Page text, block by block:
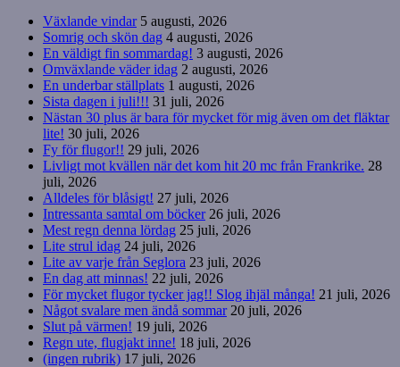
Växlande vindar 5 augusti, 2026
Somrig och skön dag 4 augusti, 2026
En väldigt fin sommardag! 3 augusti, 2026
Omväxlande väder idag 2 augusti, 2026
En underbar ställplats 1 augusti, 2026
Sista dagen i juli!!! 31 juli, 2026
Nästan 30 plus är bara för mycket för mig även om det fläktar
lite! 30 juli, 2026
Fy för flugor!! 29 juli, 2026
Livligt mot kvällen när det kom hit 20 mc från Frankrike. 28
juli, 2026
Alldeles för blåsigt! 27 juli, 2026
Intressanta samtal om böcker 26 juli, 2026
Mest regn denna lördag 25 juli, 2026
Lite strul idag 24 juli, 2026
Lite av varje från Seglora 23 juli, 2026
En dag att minnas! 22 juli, 2026
För mycket flugor tycker jag!! Slog ihjäl många! 21 juli, 2026
Något svalare men ändå sommar 20 juli, 2026
Slut på värmen! 19 juli, 2026
Regn ute, flugjakt inne! 18 juli, 2026
(ingen rubrik) 17 juli, 2026